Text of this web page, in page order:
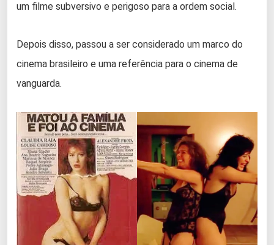
um filme subversivo e perigoso para a ordem social.
Depois disso, passou a ser considerado um marco do
cinema brasileiro e uma referência para o cinema de
vanguarda.